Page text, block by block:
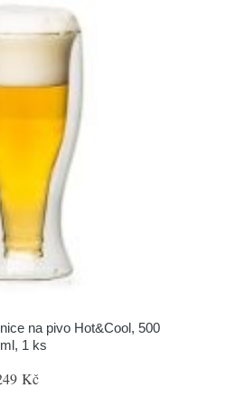
na pivo Hot&Cool, 500
ml, 1 ks
Kč